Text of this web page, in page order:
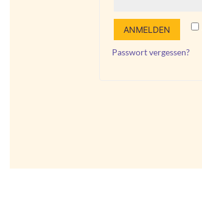
ANMELDEN
Passwort vergessen?